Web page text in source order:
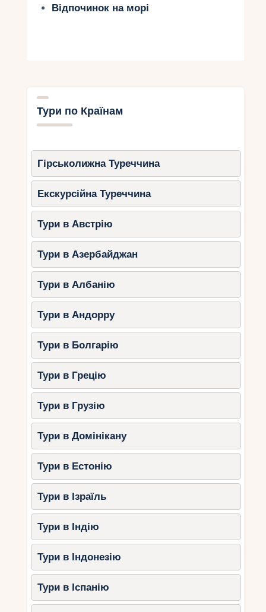
Відпочинок на морі
Тури по Країнам
Гірськолижна Туреччина
Екскурсійна Туреччина
Тури в Австрію
Тури в Азербайджан
Тури в Албанію
Тури в Андорру
Тури в Болгарію
Тури в Грецію
Тури в Грузію
Тури в Домінікану
Тури в Естонію
Тури в Ізраїль
Тури в Індію
Тури в Індонезію
Тури в Іспанію